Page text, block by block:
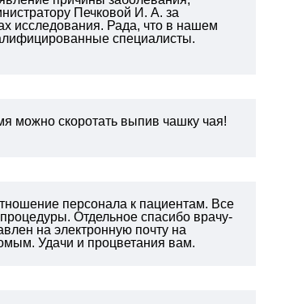
Печковой И. А. за
исследования. Рада, что в нашем
специалисты.
можно скоротать выпив чашку чая!
персонала к пациентам. Все
Отдельное спасибо врачу-
на электронную почту на
Удачи и процветания вам.